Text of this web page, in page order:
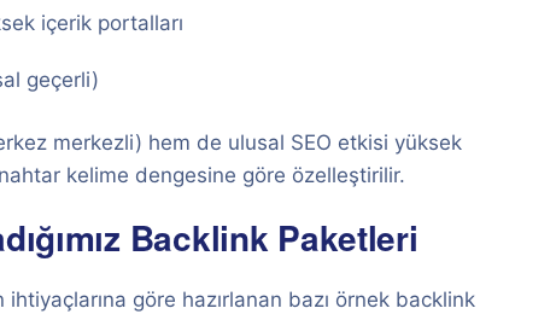
içerik portalları
geçerli)
merkezli) hem de ulusal SEO etkisi yüksek
kelime dengesine göre özelleştirilir.
Backlink Paketleri
göre hazırlanan bazı örnek backlink